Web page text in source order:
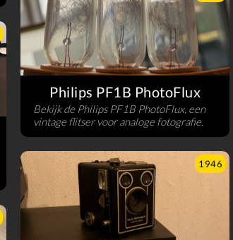
Philips PF1B PhotoFlux
Bekijk de Philips PF1B PhotoFlux, een
vintage flitser voor analoge fotografie.
1946